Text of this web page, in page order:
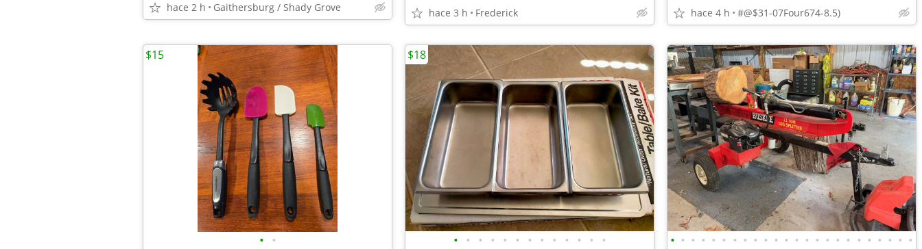
hace 2 h Gaithersburg / Shady Grove hace 3 h Frederick hace 4 h #@$31-07Four674-8.5)
• •
$15
• • • • • • • • • • • • •
$18
• • • • • • • • • • • • • • • • • • • • • • • •